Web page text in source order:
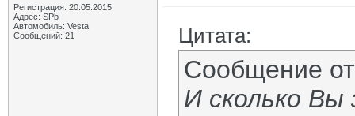
Регистрация: 20.05.2015
Адрес: SPb
Автомобиль: Vesta
Сообщений: 21
Цитата:
Сообщение
И сколько